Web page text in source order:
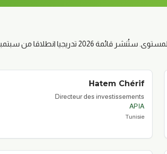
تدريجيا انطلاقا من سبتمبر.
Hatem Chérif
Directeur des investissements
APIA
Tunisie